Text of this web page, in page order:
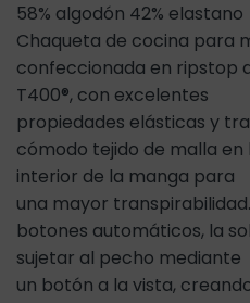
58% algodón 42% elastano
Chaqueta de cocina para
confeccionada en ripstop
T400®, con excelentes
propiedades elásticas y
cómodo tejido de malla
interior de la manga para
una mayor
botones automáticos, la
sujetar al pecho mediante
un botón a la vista,